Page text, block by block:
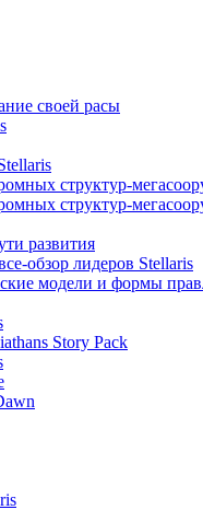
своей расы
структур-
структур-
развития
обзор лидеров Stellaris
модели и формы
Story Pack